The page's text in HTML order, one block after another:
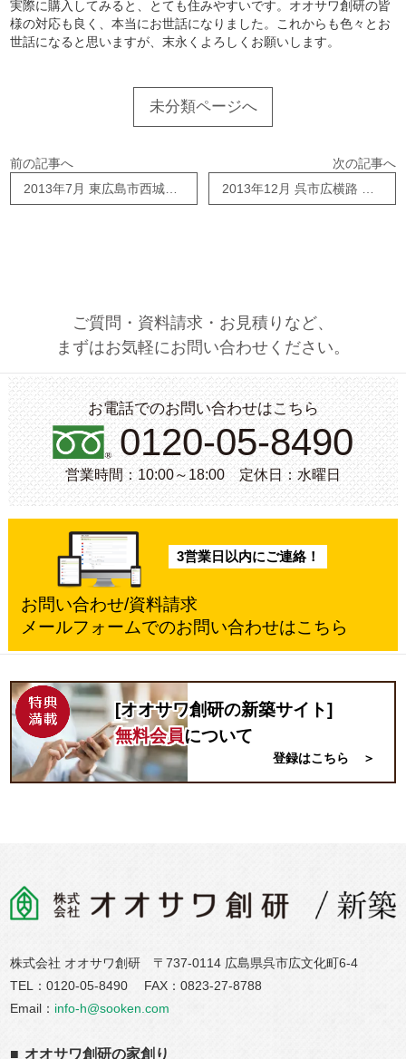
実際に購入してみると、とても住みやすいです。オオサワ創研の皆
様の対応も良く、本当にお世話になりました。これからも色々とお
世話になると思いますが、末永くよろしくお願いします。
未分類ページへ
前の記事へ
次の記事へ
ご質問・資料請求・お見積りなど、
まずはお気軽にお問い合わせください。
お電話でのお問い合わせはこちら
0120-05-8490
営業時間：10:00～18:00 定休日：水曜日
3営業日以内にご連絡！
お問い合わせ/資料請求
メールフォームでのお問い合わせはこちら
[オオサワ創研の新築サイト]
無料会員について
登録はこちら
株式会社 オオサワ創研 〒737-0114 広島県呉市広文化町6-4
TEL：0120-05-8490 FAX：0823-27-8788
Email： info-h@sooken.com
オオサワ創研の家創り